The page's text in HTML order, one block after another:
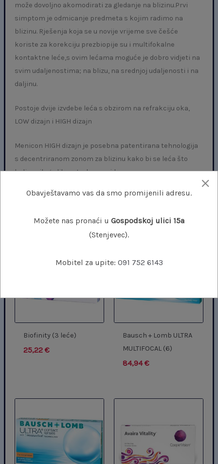
može dovoljno akomodirati za gledanje na blizinu.Prvi
simptom je odmicanje predmeta s kojim radimo na
blizinu. Rješenja koja se u novije vrijeme sve češće
koriste za korekciju prezbiopije su i multifokalne
kontaktne leće,s ovim lećama moguće je dobro vidjeti na
svim udaljenostima; na blizu, na srednjoj udaljenosti i na
daljinu.
Postoje dvije izvdebe leća s obzirom na refrakciju oka,
LOW dizajn i HIGH dizajn
Menicon HIGH dizajn je posebna patentirana tehnologija
s decentriranom zonom za blizinu kako bi se leća što
bolje prilagodila potrebama vida.
Povezani proizvodi
Biofinity (3 leće)
25,22 €
Bausch + Lomb ULTRA
MULTIFOCAL (6)
84,94€
Obavještavamo vas da smo promijenili adresu.
Možete nas pronaći u Gospodskoj ulici 15a
(Stenjevec).
Mobitel za upite: 091 752 6143